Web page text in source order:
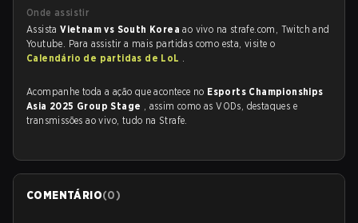
Onde assistir
AssistaVietnam vs South Koreaao vivo na strafe.com, Twitch and
Youtube. Para assistir a mais partidas como esta, visite o
Calendário de partidas de LoL .
Acompanhe toda a ação que acontece no Esports Championships
Asia 2025 Group Stage , assim como as VODs, destaques e
transmissões ao vivo, tudo na Strafe.
COMENTÁRIO(0)